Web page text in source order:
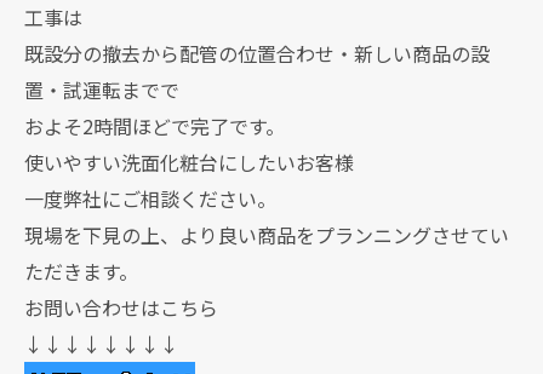
工事は
既設分の撤去から配管の位置合わせ・新しい商品の設
置・試運転までで
およそ2時間ほどで完了です。
使いやすい洗面化粧台にしたいお客様
一度弊社にご相談ください。
現場を下見の上、より良い商品をプランニングさせてい
ただきます。
お問い合わせはこちら
↓↓↓↓↓↓↓↓